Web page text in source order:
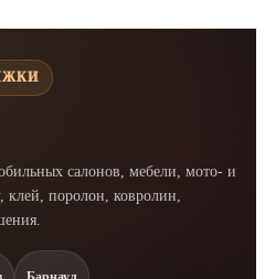
салонов, мебели, мото- и
клей, поролон, ковролин,